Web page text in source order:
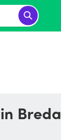
Breda